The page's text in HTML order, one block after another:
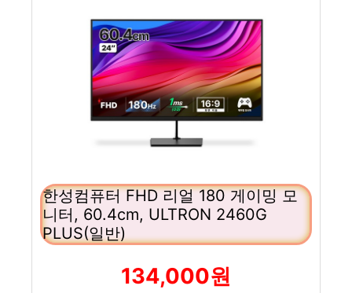
한성컴퓨터 FHD 리얼 180 게이밍 모
니터, 60.4cm, ULTRON 2460G
PLUS(일반)
134,000원